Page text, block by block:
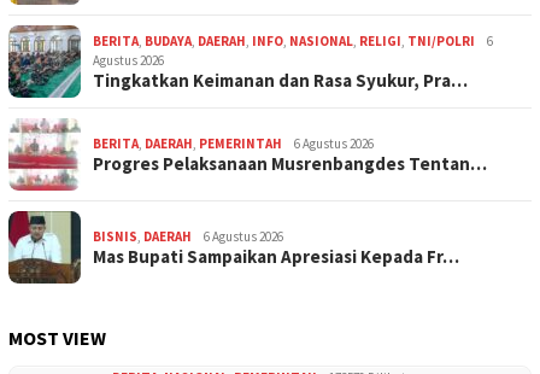
BERITA BUDAYA DAERAH INFO NASIONAL RELIGI TNI/POLRI
6
Agustus 2026
Tingkatkan Keimanan dan Rasa Syukur, Pra…
BERITA DAERAH PEMERINTAH 6 Agustus 2026
Progres Pelaksanaan Musrenbangdes Tentan…
BISNIS DAERAH 6 Agustus 2026
Mas Bupati Sampaikan Apresiasi Kepada Fr…
MOST VIEW